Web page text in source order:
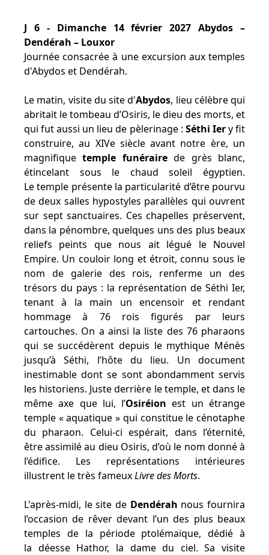
J 6 - Dimanche 14 février 2027 Abydos –
Dendérah – Louxor
Journée consacrée à une excursion aux temples
d'Abydos et Dendérah.
Le matin, visite du site d'Abydos, lieu célèbre qui
abritait le tombeau d’Osiris, le dieu des morts, et
qui fut aussi un lieu de pèlerinage : Séthi Iery fit
construire, au XIVe siècle avant notre ère, un
magnifiquetemple funérairede grès blanc,
étincelant sous le chaud soleil égyptien.
Le temple présente la particularité d’être pourvu
de deux salles hypostyles parallèles qui ouvrent
sur sept sanctuaires. Ces chapelles préservent,
dans la pénombre, quelques uns des plus beaux
reliefs peints que nous ait légué le Nouvel
Empire. Un couloir long et étroit, connu sous le
nom de galerie des rois, renferme un des
trésors du pays : la représentation de Séthi Ier,
tenant à la main un encensoir et rendant
hommage à 76 rois figurés par leurs
cartouches. On a ainsi la liste des 76 pharaons
qui se succédèrent depuis le mythique Ménès
jusqu’à Séthi, l’hôte du lieu. Un document
inestimable dont se sont abondamment servis
les historiens. Juste derrière le temple, et dans le
même axe que lui, l’Osiréion est un étrange
temple « aquatique » qui constitue le cénotaphe
du pharaon. Celui-ci espérait, dans l’éternité,
être assimilé au dieu Osiris, d’où le nom donné à
l’édifice. Les représentations intérieures
illustrent le très fameuxLivre des Morts.
L'après-midi, le site de Dendérah nous fournira
l’occasion de rêver devant l’un des plus beaux
temples de la période ptolémaïque, dédié à
la déesse Hathor, la dame du ciel. Sa visite